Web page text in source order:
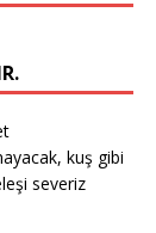
kuş gibi
severiz